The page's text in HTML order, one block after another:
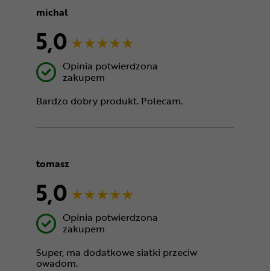
michał
5,0
Opinia potwierdzona
zakupem
Bardzo dobry produkt. Polecam.
tomasz
5,0
Opinia potwierdzona
zakupem
Super, ma dodatkowe siatki przeciw
owadom.